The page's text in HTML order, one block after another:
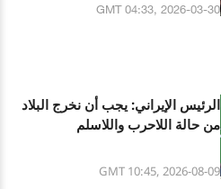
GMT 04:33, 2026-03-30
الرئيس الإيراني: يجب أن نخرج البلاد
من حالة اللاحرب واللاسلم
GMT 10:45, 2026-08-09